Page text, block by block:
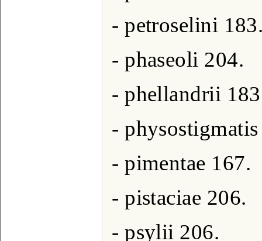
- petroselini
- phaseoli 204.
- phellandrii
-
- pimentae 167.
- pistaciae 206.
- psylii 206.